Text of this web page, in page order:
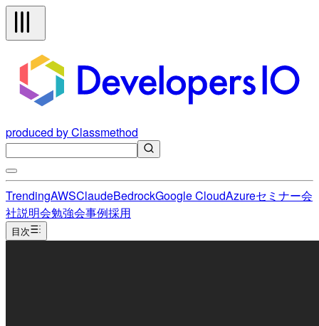
produced by Classmethod
TrendingAWSClaudeBedrockGoogle CloudAzureセミナー会
社説明会勉強会事例採用
目次